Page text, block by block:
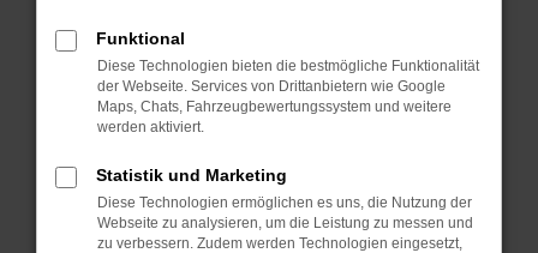
Fenster?
Starte dein Gerät neu.
Das kann manchmal helfen, vorübergehende
Probleme zu beheben.
Betriebssystem auf dem neuesten Stand
sind.
Veraltete Software birgt nicht nur ein
Funktional
Diese Technologien bieten die bestmögliche Funktionalität
der Webseite. Services von Drittanbietern wie Google
Maps, Chats, Fahrzeugbewertungssystem und weitere
werden aktiviert.
Statistik und Marketing
Diese Technologien ermöglichen es uns, die Nutzung der
Webseite zu analysieren, um die Leistung zu messen und
zu verbessern. Zudem werden Technologien eingesetzt,